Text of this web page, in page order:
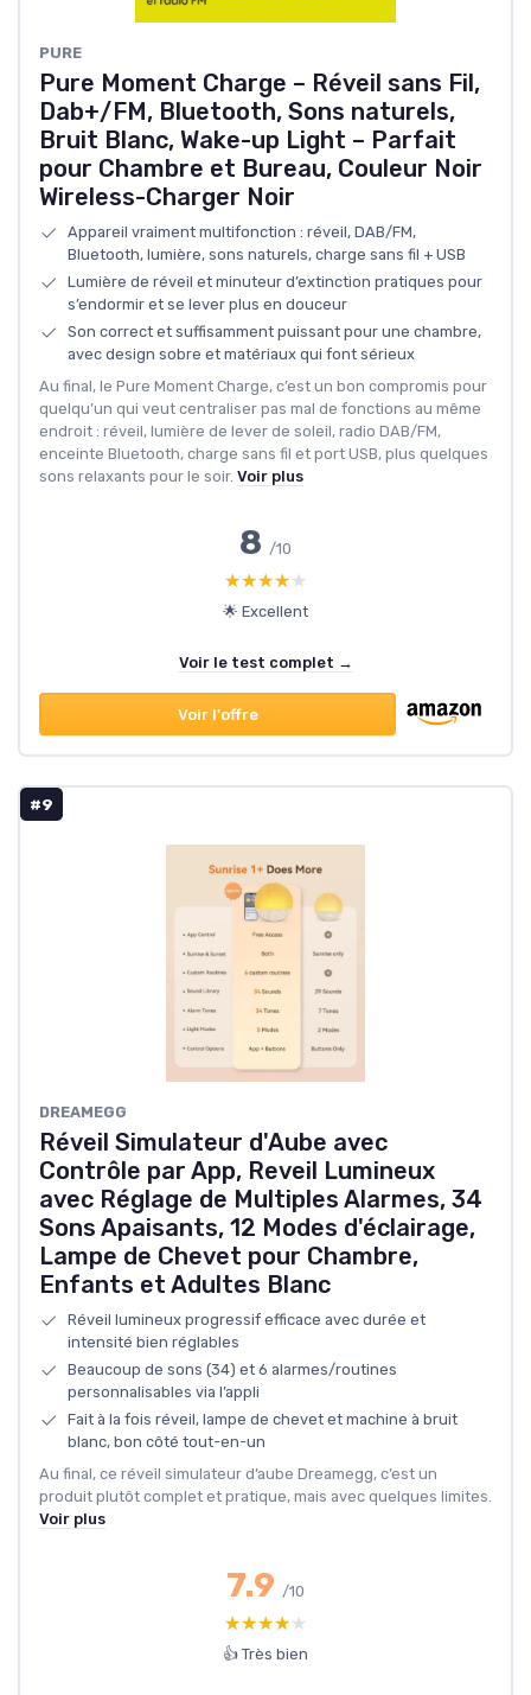
PURE
Pure Moment Charge – Réveil sans Fil,
Dab+/FM, Bluetooth, Sons naturels,
Bruit Blanc, Wake-up Light – Parfait
pour Chambre et Bureau, Couleur Noir
Wireless-Charger Noir
Appareil vraiment multifonction : réveil, DAB/FM,
Bluetooth, lumière, sons naturels, charge sans fil + USB
Lumière de réveil et minuteur d’extinction pratiques pour
s’endormir et se lever plus en douceur
Son correct et suffisamment puissant pour une chambre,
avec design sobre et matériaux qui font sérieux
Au final, le Pure Moment Charge, c’est un bon compromis pour
quelqu’un qui veut centraliser pas mal de fonctions au même
endroit : réveil, lumière de lever de soleil, radio DAB/FM,
enceinte Bluetooth, charge sans fil et port USB, plus quelques
sons relaxants pour le soir. Voir plus
8 /10
★★★★★
★★★★★
🌟 Excellent
Voir le test complet →
Voir l'offre
#9
DREAMEGG
Réveil Simulateur d'Aube avec
Contrôle par App, Reveil Lumineux
avec Réglage de Multiples Alarmes, 34
Sons Apaisants, 12 Modes d'éclairage,
Lampe de Chevet pour Chambre,
Enfants et Adultes Blanc
Réveil lumineux progressif efficace avec durée et
intensité bien réglables
Beaucoup de sons (34) et 6 alarmes/routines
personnalisables via l’appli
Fait à la fois réveil, lampe de chevet et machine à bruit
blanc, bon côté tout-en-un
Au final, ce réveil simulateur d’aube Dreamegg, c’est un
produit plutôt complet et pratique, mais avec quelques limites.
Voir plus
7.9 /10
★★★★★
★★★★★
👍 Très bien